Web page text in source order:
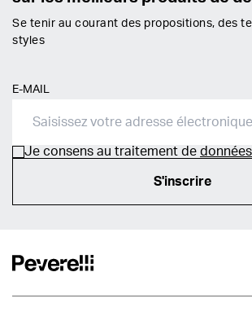
Se tenir au courant des propositions, des
styles
E-MAIL
Je consens au traitement de
S'inscrire